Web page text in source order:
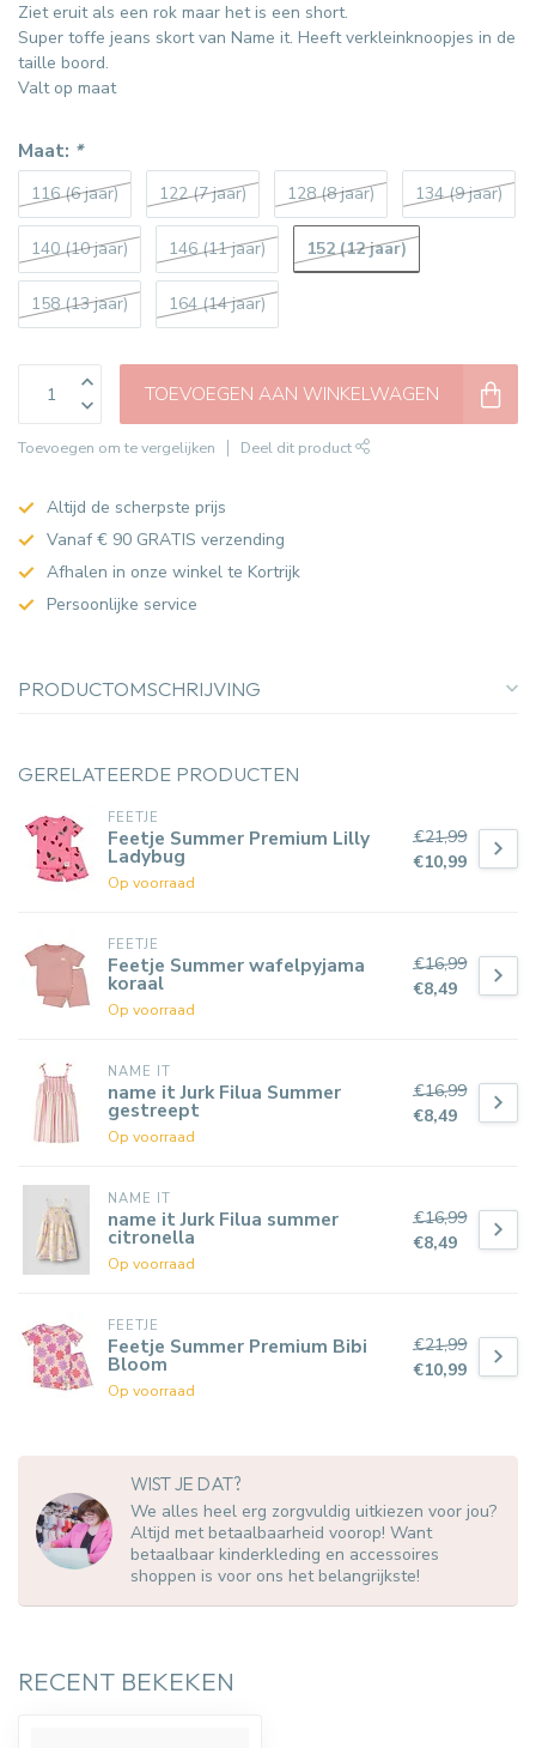
Ziet eruit als een rok maar het is een short.
Super toffe jeans skort van Name it. Heeft verkleinknoopjes in de
taille boord.
Valt op maat
Maat: *
116 (6 jaar) 122 (7 jaar) 128 (8 jaar) 134 (9 jaar)
140 (10 jaar) 146 (11 jaar) 152 (12 jaar)
158 (13 jaar) 164 (14 jaar)
TOEVOEGEN AAN WINKELWAGEN
Toevoegen om te vergelijken Deel dit product
Altijd de scherpste prijs
Vanaf € 90 GRATIS verzending
Afhalen in onze winkel te Kortrijk
Persoonlijke service
PRODUCTOMSCHRIJVING
GERELATEERDE PRODUCTEN
FEETJE
Feetje Summer Premium Lilly
Ladybug
Op voorraad
€21,99
€10,99
FEETJE
Feetje Summer wafelpyjama
koraal
Op voorraad
€16,99
€8,49
NAME IT
name it Jurk Filua Summer
gestreept
Op voorraad
€16,99
€8,49
NAME IT
name it Jurk Filua summer
citronella
Op voorraad
€16,99
€8,49
FEETJE
Feetje Summer Premium Bibi
Bloom
Op voorraad
€21,99
€10,99
WIST JE DAT?
We alles heel erg zorgvuldig uitkiezen voor jou?
Altijd met betaalbaarheid voorop! Want
betaalbaar kinderkleding en accessoires
shoppen is voor ons het belangrijkste!
RECENT BEKEKEN